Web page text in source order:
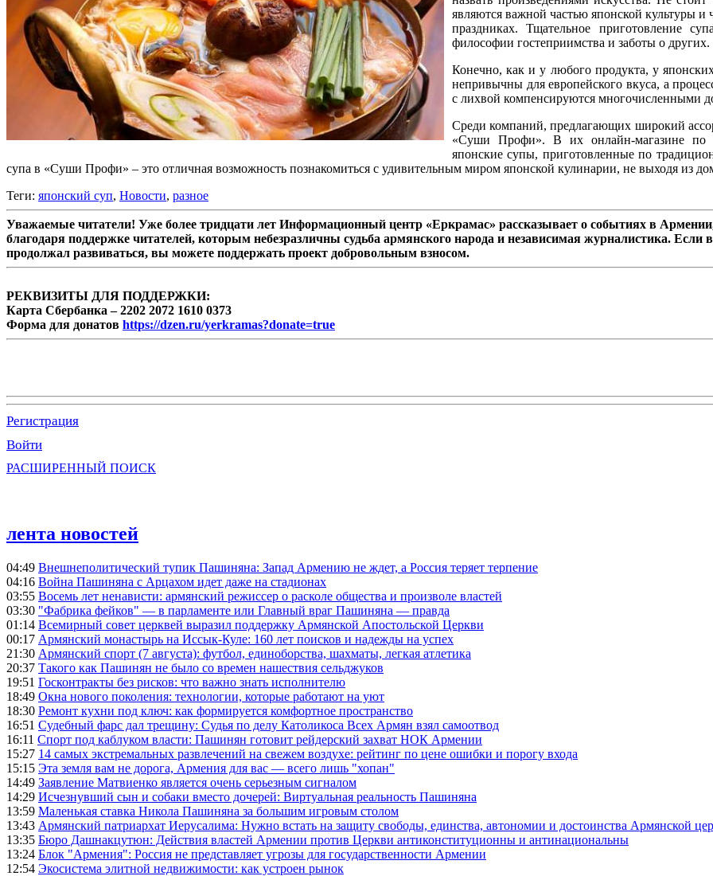
являются важной частью японской культуры
праздниках. Тщательное приготовление
философии гостеприимства и заботы о других.
Конечно, как и у любого продукта, у
непривычны для европейского вкуса, а
с лихвой компенсируются многочисленными
Среди компаний, предлагающих широкий
«Суши Профи». В их онлайн-магазине по
японские супы, приготовленные по
супа в «Суши Профи» – это отличная возможность познакомиться с удивительным миром японской кулинарии, не выходя из
Теги: японский суп, Новости, разное
Уважаемые читатели! Уже более тридцати лет Информационный центр «Еркрамас» рассказывает о событиях в
благодаря поддержке читателей, которым небезразличны судьба армянского народа и независимая журналистика.
продолжал развиваться, вы можете поддержать проект добровольным взносом.
РЕКВИЗИТЫ ДЛЯ ПОДДЕРЖКИ:
Карта Сбербанка – 2202 2072 1610 0373
Форма для донатов https://dzen.ru/yerkramas?donate=true
Регистрация
Войти
РАСШИРЕННЫЙ ПОИСК
лента новостей
04:49 Внешнеполитический тупик Пашиняна: Запад Армению не ждет, а Россия теряет терпение
04:16 Война Пашиняна с Арцахом идет даже на стадионах
03:55 Восемь лет ненависти: армянский режиссер о расколе общества и произволе властей
03:30 "Фабрика фейков" — в парламенте или Главный враг Пашиняна — правда
01:14 Всемирный совет церквей выразил поддержку Армянской Апостольской Церкви
00:17 Армянский монастырь на Иссык-Куле: 160 лет поисков и надежды на успех
21:30 Армянский спорт (7 августа): футбол, единоборства, шахматы, легкая атлетика
20:37 Такого как Пашинян не было со времен нашествия сельджуков
19:51 Госконтракты без рисков: что важно знать исполнителю
18:49 Окна нового поколения: технологии, которые работают на уют
18:30 Ремонт кухни под ключ: как формируется комфортное пространство
16:51 Судебный фарс дал трещину: Судья по делу Католикоса Всех Армян взял самоотвод
16:11 Спорт под каблуком власти: Пашинян готовит рейдерский захват НОК Армении
15:27 14 самых экстремальных развлечений на свежем воздухе: рейтинг по цене ошибки и порогу входа
15:15 Эта земля вам не дорога, Армения для вас — всего лишь "хопан"
14:49 Заявление Матвиенко является очень серьезным сигналом
14:29 Исчезнувший сын и собаки вместо дочерей: Виртуальная реальность Пашиняна
13:59 Маленькая ставка Никола Пашиняна за большим игровым столом
13:43 Армянский патриархат Иерусалима: Нужно встать на защиту свободы, единства, автономии и достоинства Армянской
13:35 Бюро Дашнакцутюн: Действия властей Армении против Церкви антиконституционны и антинациональны
13:24 Блок "Армения": Россия не представляет угрозы для государственности Армении
12:54 Экосистема элитной недвижимости: как устроен рынок